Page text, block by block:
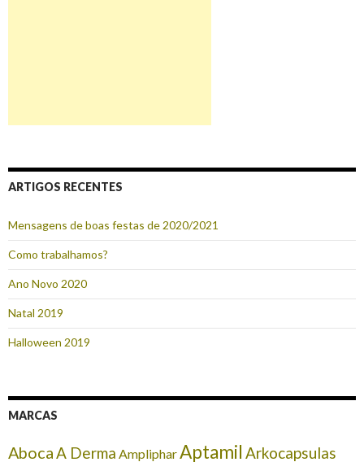
ARTIGOS RECENTES
Mensagens de boas festas de 2020/2021
Como trabalhamos?
Ano Novo 2020
Natal 2019
Halloween 2019
MARCAS
AbocaA Derma AmplipharAptamil Arkocapsulas